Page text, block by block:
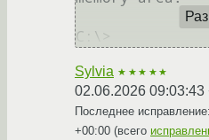
Sylvia ★★★★★
02.06.2026 09:03:43
Последнее
+00:00 (всего